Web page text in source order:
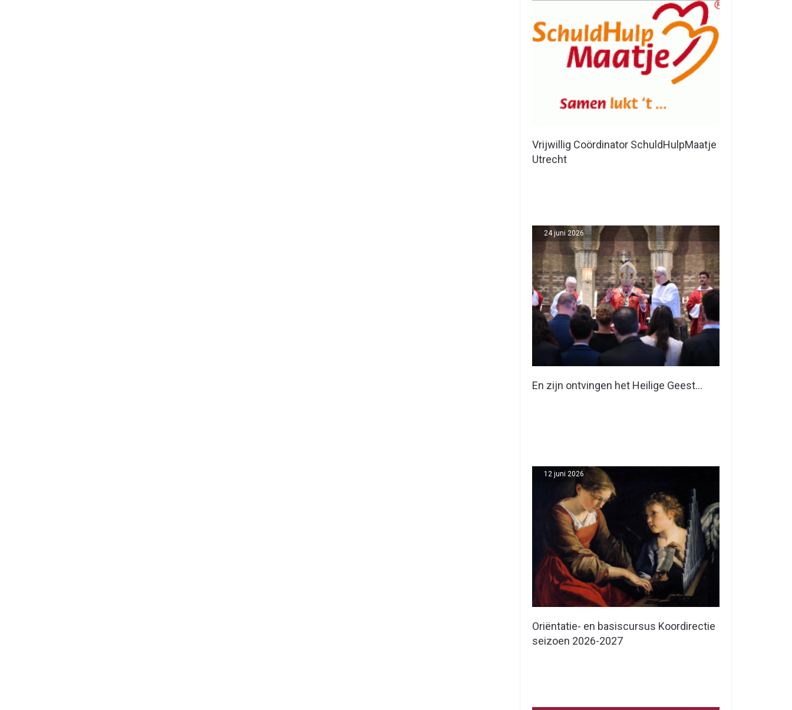
Vrijwillig Coördinator SchuldHulpMaatje
Utrecht
En zijn ontvingen het Heilige Geest…
24 juni 2026
Oriëntatie- en basiscursus Koordirectie
seizoen 2026-2027
12 juni 2026